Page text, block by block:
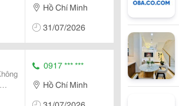
Hồ Chí Minh
31/07/2026
0917 *** ***
Hồ Chí Minh